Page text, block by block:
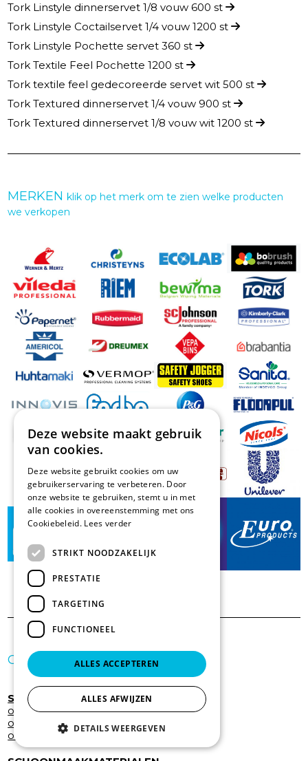
Tork Linstyle dinnerservet 1/8 vouw 600 st
Tork Linstyle Coctailservet 1/4 vouw 1200 st
Tork Linstyle Pochette servet 360 st
Tork Textile Feel Pochette 1200 st
Tork textile feel gedecoreerde servet wit 500 st
Tork Textured dinnerservet 1/4 vouw 900 st
Tork Textured dinnerservet 1/8 vouw wit 1200 st
MERKENklik op het merk om te zien welke producten
we verkopen
OVERZICHT PRODUCTEN
SCHOONMAAKPRODUCTEN
onderhoud gebouwen
onderhoud keuken
onderhoud kledij
Deze website maakt gebruik
van cookies.
Deze website gebruikt cookies om uw
gebruikerservaring te verbeteren. Door
onze website te gebruiken, stemt u in met
alle cookies in overeenstemming met ons
Cookiebeleid. Lees verder
STRIKT NOODZAKELIJK
PRESTATIE
TARGETING
FUNCTIONEEL
ALLES ACCEPTEREN
ALLES AFWIJZEN
DETAILS WEERGEVEN